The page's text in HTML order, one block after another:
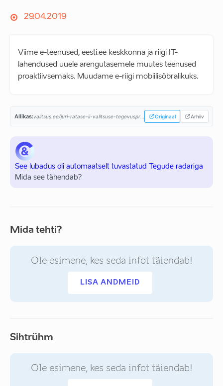
29.04.2019
Viime e-teenused, eesti.ee keskkonna ja riigi IT-
lahendused uuele arengutasemele muutes teenused
proaktiivsemaks. Muudame e-riigi mobiilisõbralikuks.
Allikas: Originaal Arhiiv
See lubadus oli automaatselt tuvastatud Tegude radariga
Mida see tähendab?
Mida tehti?
Ole esimene, kes seda infot täiendab!
LISA ANDMEID
Sihtrühm
Ole esimene, kes seda infot täiendab!